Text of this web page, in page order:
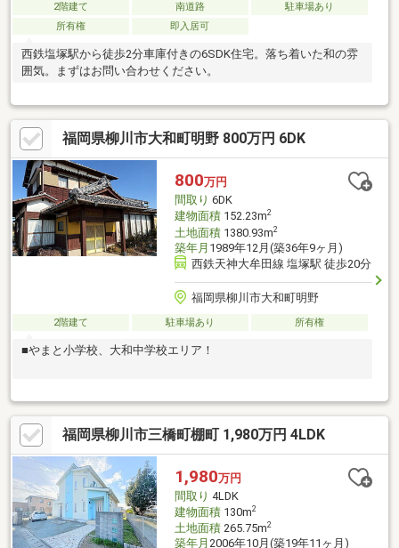
2階建て 南道路
駐車場あり
所有権
即入居可
西鉄塩塚駅から徒歩2分車庫付きの6SDK住宅。落ち着いた和の雰
囲気。まずはお問い合わせください。
福岡県柳川市大和町明野 800万円 6DK
800万円
間取り 6DK
建物面積152.23m2
土地面積1380.93m2
築年月 1989年12月(築36年9ヶ月)
西鉄天神大牟田線 塩塚駅 徒歩20分
福岡県柳川市大和町明野
2階建て 駐車場あり 所有権
■やまと小学校、大和中学校エリア！
福岡県柳川市三橋町棚町 1,980万円 4LDK
1,980万円
間取り 4LDK
建物面積130m2
土地面積265.75m2
築年月 2006年10月(築19年11ヶ月)